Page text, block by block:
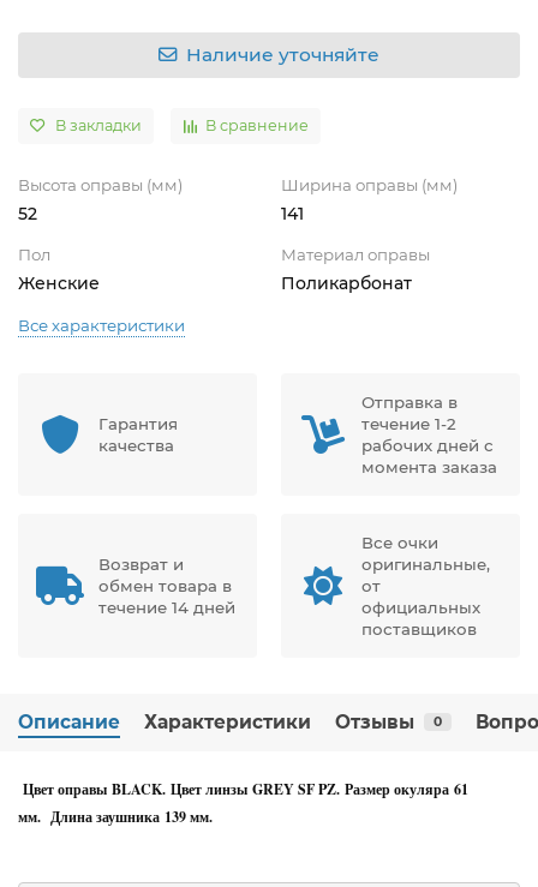
Наличие уточняйте
В закладки В сравнение
Высота оправы (мм)
52
Ширина оправы (мм)
141
Пол
Женские
Материал оправы
Поликарбонат
Все характеристики
Гарантия
качества
Отправка в
течение 1-2
рабочих дней с
момента заказа
Возврат и
обмен товара в
течение 14 дней
Все очки
оригинальные,
от
официальных
поставщиков
Описание Характеристики Отзывы 0
Цвет оправы BLACK. Цвет линзы GREY SF PZ. Размер окуляра 61
мм. Длина заушника 139 мм.